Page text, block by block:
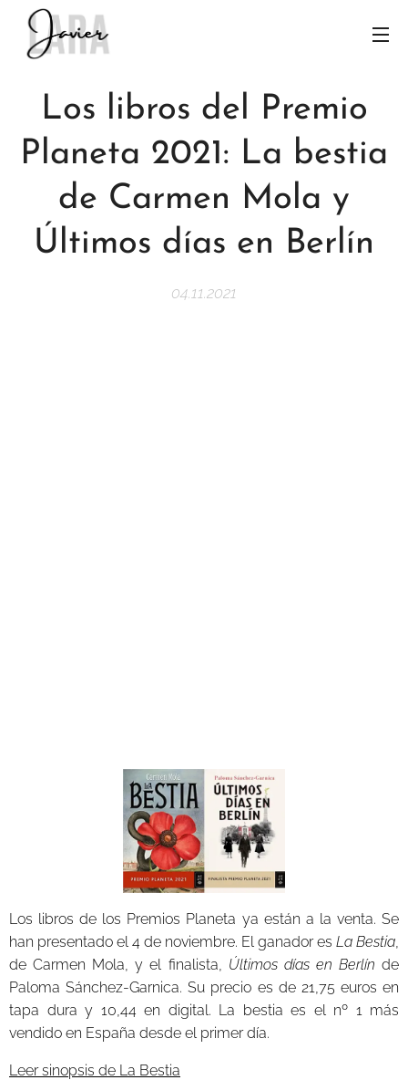
Los libros del Premio
Planeta 2021: La bestia
de Carmen Mola y
Últimos días en Berlín
04.11.2021
Los libros de los Premios Planeta ya están a la venta. Se
han presentado el 4 de noviembre. El ganador es La Bestia,
de Carmen Mola, y el finalista, Últimos días en Berlín de
Paloma Sánchez-Garnica. Su precio es de 21,75 euros en
tapa dura y 10,44 en digital. La bestia es el nº 1 más
vendido en España desde el primer día.
Leer sinopsis de La Bestia